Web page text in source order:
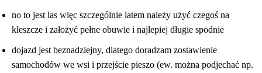
no to jest las więc szczególnie latem należy użyć czegoś na
kleszcze i założyć pełne obuwie i najlepiej długie spodnie
dojazd jest beznadziejny, dlatego doradzam zostawienie
samochodów we wsi i przejście pieszo (ew. można podjechać np.